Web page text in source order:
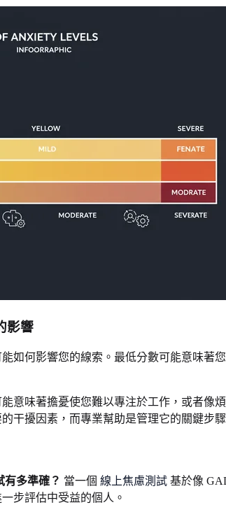
影響
如何影響您的線索。最低分數可能意味著
意味著擔憂使您難以專注於工作，或者
干擾因素，而專業幫助是管理它的關鍵步驟
有多準確？ 當一個 線上焦慮測試 基於像
步評估中受益的個人。